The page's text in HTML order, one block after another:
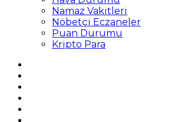
Namaz Vakitleri
Nöbetçi Eczaneler
Puan Durumu
Kripto Para